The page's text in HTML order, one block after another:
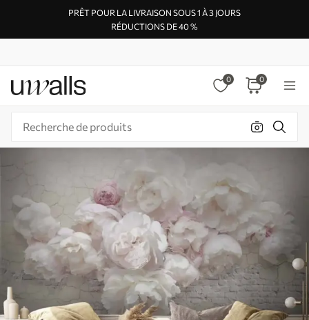
PRÊT POUR LA LIVRAISON SOUS 1 À 3 JOURS
RÉDUCTIONS DE 40 %
0 0